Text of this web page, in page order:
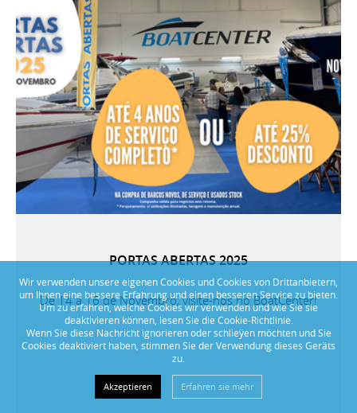
PORTAS ABERTAS 2025
De 14 a 16 de Novembro, visite-nos no BoatCenter!
Wir verwenden unsere eigenen Cookies und Cookies von Drittanbietern,
um Ihnen eine bessere Erfahrung und einen besseren Service zu bieten.
Um zu erfahren, welche Cookies wir verwenden und wie Sie sie
deaktivieren können, lesen Sie die Cookie-Richtlinie.
Wenn Sie diese Nachricht ignorieren oder schlieÿen möchten und Sie
Cookies deaktiviert haben, stimmen Sie der Verwendung dieses Geräts
zu.
Akzeptieren Erfahren sie mehr